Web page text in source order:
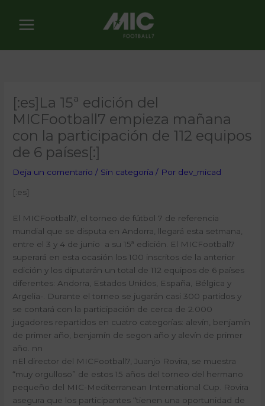
contenido
[:es]La 15ª edición del
MICFootball7 empieza mañana
con la participación de 112 equipos
de 6 países[:]
Deja un comentario / Sin categoría / Por dev_micad
[:es]
El MICFootball7, el torneo de fútbol 7 de referencia
mundial que se disputa en Andorra, llegará esta setmana,
entre el 3 y 4 de junio a su 15ª edición. El MICFootball7
superará en esta ocasión los 100 inscritos de la anterior
edición y los diputarán un total de 112 equipos de 6 países
diferentes: Andorra, Estados Unidos, España, Bélgica y
Argelia-. Durante el torneo se jugarán casi 300 partidos y
se contará con la participación de cerca de 2.000
jugadores repartidos en cuatro categorías: alevín, benjamín
de primer año, benjamín de segon año y alevín de primer
año. nn
nEl director del MICFootball7, Juanjo Rovira, se muestra
“muy orgulloso” de estos 15 años del torneo del hermano
pequeño del MIC-Mediterranean International Cup. Rovira
asegura que los participantes “tienen una oportunidad de